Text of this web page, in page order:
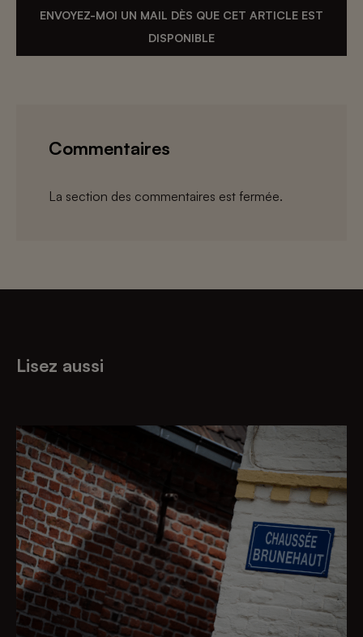
ENVOYEZ-MOI UN MAIL DÈS QUE CET ARTICLE EST
DISPONIBLE
Commentaires
La section des commentaires est fermée.
Lisez aussi